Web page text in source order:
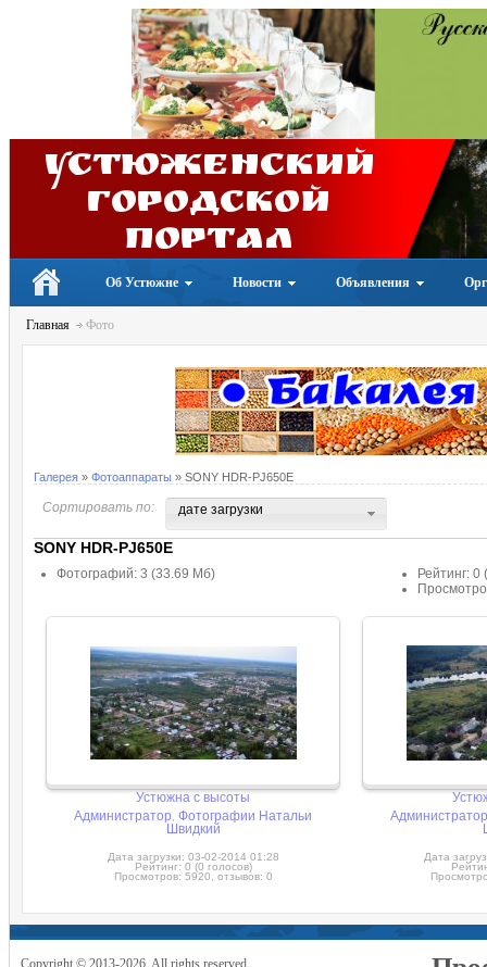
Устюженский
Городской
портал
Об Устюжне Новости Объявления
Главная Фото
Галерея » Фотоаппараты » SONY HDR-PJ650E
Сортировать по: дате загрузки
SONY HDR-PJ650E
Фотографий: 3 (33.69 Мб)
Рейтинг: 0
Устюжна с высоты
Администратор Фотографии Натальи
Швидкий
Дата загрузки: 03-02-2014 01:28
Рейтинг: 0 (0 голосов)
Просмотров: 5920, отзывов: 0
Администратор
Дата
Copyright © 2013-2026. All rights reserved.